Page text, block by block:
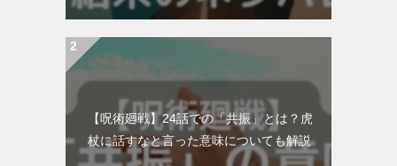
【呪術廻戦】24話での「共振」とは？虎
杖に話すなと言った意味についても解説